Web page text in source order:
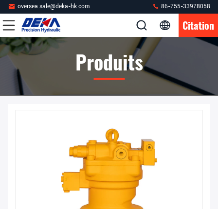
oversea.sale@deka-hk.com 86-755-33978058
Citation
Produits